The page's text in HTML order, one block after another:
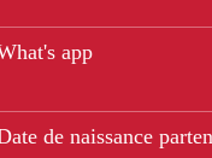
app
de naissance